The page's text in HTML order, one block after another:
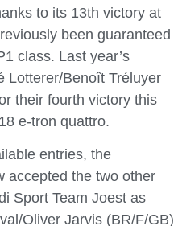
to its 13th victory at
been guaranteed
class. Last year’s
Lotterer/Benoît Tréluyer
their fourth victory this
e-tron quattro.
entries, the
accepted the two other
Sport Team Joest as
Oliver Jarvis (BR/F/GB)